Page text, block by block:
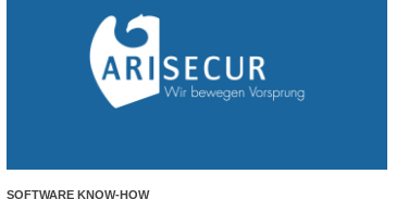
SOFTWARE KNOW-HOW